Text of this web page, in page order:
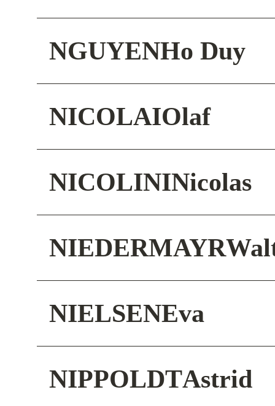
NGUYENHo Duy
NICOLAIOlaf
NICOLININicolas
NIEDERMAYR
NIELSENEva
NIPPOLDTAstrid